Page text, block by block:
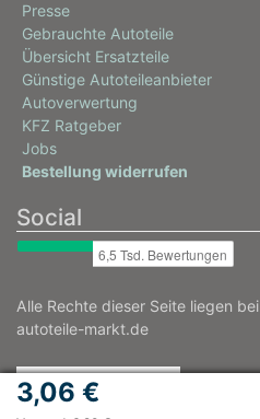
3,06 €
Presse
Gebrauchte Autoteile
Übersicht Ersatzteile
Günstige Autoteileanbieter
Autoverwertung
KFZ Ratgeber
Jobs
Bestellung widerrufen
Social
Alle Rechte dieser Seite liegen bei
autoteile-markt.de